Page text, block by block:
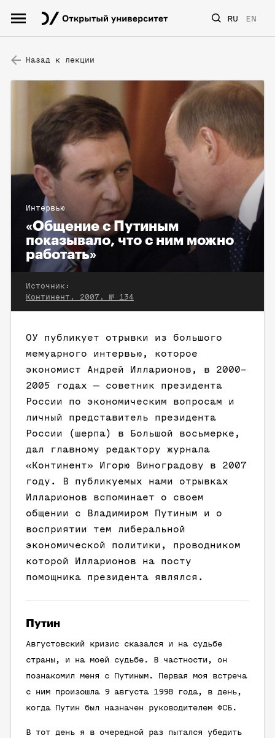
RU EN
Назад к лекции
Интервью
«Общение с Путиным
показывало, что с ним можно
работать»
Источник:
Континент. 2007. № 134
ОУ публикует отрывки из большого
мемуарного интервью, которое
экономист Андрей Илларионов, в 2000–
2005 годах — советник президента
России по экономическим вопросам и
личный представитель президента
России (шерпа) в Большой восьмерке,
дал главному редактору журнала
«Континент» Игорю Виноградову в 2007
году. В публикуемых нами отрывках
Илларионов вспоминает о своем
общении с Владимиром Путиным и о
восприятии тем либеральной
экономической политики, проводником
которой Илларионов на посту
помощника президента являлся.
Путин
Августовский кризис сказался и на судьбе
страны, и на моей судьбе. В частности, он
познакомил меня с Путиным. Первая моя встреча
с ним произошла 9 августа 1998 года, в день,
когда Путин был назначен руководителем ФСБ.
В тот день я в очередной раз пытался убедить